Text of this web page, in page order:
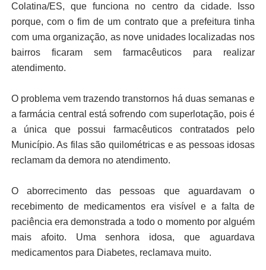
Colatina/ES, que funciona no centro da cidade. Isso
porque, com o fim de um contrato que a prefeitura tinha
com uma organização, as nove unidades localizadas nos
bairros ficaram sem farmacêuticos para realizar
atendimento.
O problema vem trazendo transtornos há duas semanas e
a farmácia central está sofrendo com superlotação, pois é
a única que possui farmacêuticos contratados pelo
Município. As filas são quilométricas e as pessoas idosas
reclamam da demora no atendimento.
O aborrecimento das pessoas que aguardavam o
recebimento de medicamentos era visível e a falta de
paciência era demonstrada a todo o momento por alguém
mais afoito. Uma senhora idosa, que aguardava
medicamentos para Diabetes, reclamava muito.